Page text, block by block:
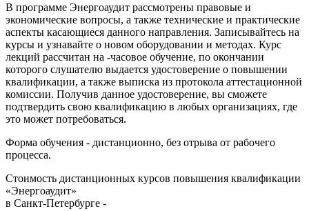
В программе Энергоаудит рассмотрены правовые и
экономические вопросы, а также технические и практические
аспекты касающиеся данного направления. Записывайтесь на
курсы и узнавайте о новом оборудовании и методах. Курс
лекций рассчитан на -часовое обучение, по окончании
которого слушателю выдается удостоверение о повышении
квалификации, а также выписка из протокола аттестационной
комиссии. Получив данное удостоверение, вы сможете
подтвердить свою квалификацию в любых организациях, где
это может потребоваться.
Форма обучения - дистанционно, без отрыва от рабочего
процесса.
Стоимость дистанционных курсов повышения квалификации
«Энергоаудит»
в Санкт-Петербурге -